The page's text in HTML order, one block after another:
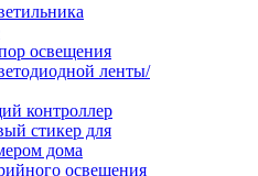
освещения
ленты/
контроллер
стикер для
дома
освещения